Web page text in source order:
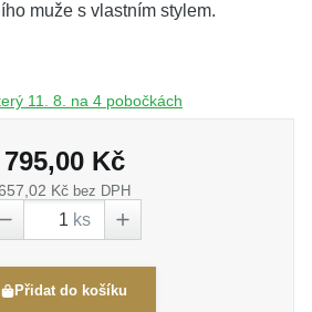
muže s vlastním stylem.
11. 8. na 4 pobočkách
795,00 Kč
Kč bez DPH
ks
Přidat do košíku